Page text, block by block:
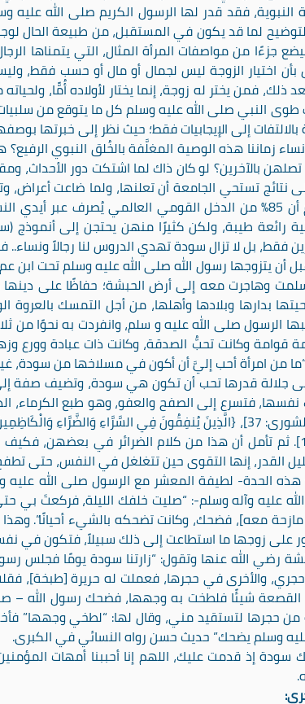
النبوية، فقد قدر لها الرسول الكريم صلى الله عليه
لما قد يكون في المستقبل، من طبيعة الحال
جزءًا من مواصفات المرأة المثال، التي يتمناها
بأن اختيار الزوجة ليس لجمال أو مال أو حسب فقط،
ذلك، فمن يختر له زوجة، إنما يختار لأولاده أُمًّا،
طوى النبي صلى الله عليه وسلم كل ما يتوقع من
إلى الإيجابيات فقط؛ حيث نظر إلى خبرتها
زماننا هذه الوصية المغلَّفة بالخُلق النبوي
تصلهن بالآخرين؟ لو كان ذاك لما اشتكت دور
نتائج تستحي الجامعة أن تعلنها، ولما ضاعت
رجالهن، أم أن 85% من الدخل القومي العالمي يُصرف
رائعة طيبة، ولكن كثيرًا منهن يحتجن إلى
فقط، بل لا تزال سودة تهدي الدروس لنا رجالاً ونساء..
أن يتزوجها رسول الله صلى الله عليه وسلم تحت
وهاجرت معه إلى أرض الحبشة؛ حفاظًا على
بدارها وبلادها وأهلها، من أجل التمسك
الرسول صلى الله عليه و سلم، وانفردت به نحوًا من
قوامة وكانت تحبُّ الصدقة، وكانت ذات عبادة وورع
من امرأة أحب إليَّ أن أكون في مسلاخها من سودة،
جلالة قدرها تحب أن تكون هي سودة، وتضيف صفة
نفسها، فتسرع إلى الصفح والعفو، وهو طبع الكرماء،
يَغْفِرُونَ} [الشورى: 37]، {الَّذِينَ يُنفِقُونَ فِي السَّرَّاءِ
عمران: 134]. ثم تأمل أن هذا من كلام الضرائر في بعضهن،
القدر، إنها التقوى حين تتغلغل في النفس، حتى
الحدة- لطيفة المعشر مع الرسول صلى الله
عليه وآله وسلم-: “صليت خلفك الليلة، فركعتَ بي
مازحة معه]، فضحك، وكانت تضحكه بالشيء أحيانًا”.
على زوجها ما استطاعت إلى ذلك سبيلاً، فتكون في
رضي الله عنها وتقول: “زارتنا سودة يومًا فجلس
والأخرى في حجرها، فعملت له حريرة [طبخة]،
شيئًا فلطخت به وجهها، فضحك رسول الله –
من حجرها لتستقيد مني، وقال لها: “لطخي وجهها”
وسلم يضحك” حديث حسن رواه النسائي في الكبرى.
سودة إذ قدمت عليك، اللهم إنا أحببنا أمهات